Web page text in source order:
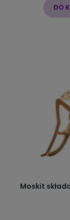
DO
Moskit